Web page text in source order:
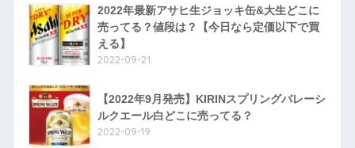
2022年最新アサヒ生ジョッキ缶&大生どこに
売ってる？値段は？【今日なら定価以下で買
える】
2022-09-21
【2022年9月発売】KIRINスプリングバレーシ
ルクエール白どこに売ってる？
2022-09-19